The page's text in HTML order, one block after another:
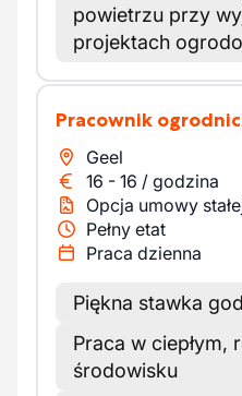
powietrzu przy
projektach
Pracownik
Geel
16 - 16 / godzina
Opcja umowy
Pełny etat
Praca dzienna
Piękna stawka
Praca w ciepłym,
środowisku